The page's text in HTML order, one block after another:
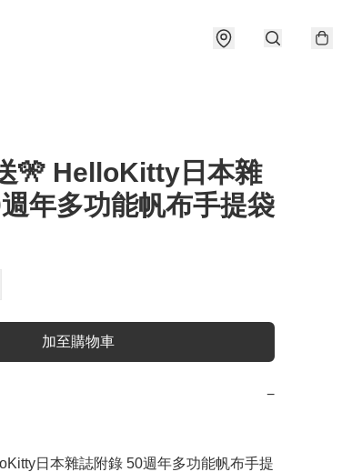
🎌 HelloKitty日本雜
年多功能帆布手提袋
加至購物車
−
日本雜誌附錄 50週年多功能帆布手提